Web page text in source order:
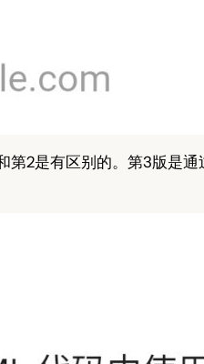
2是有区别的。第3版是